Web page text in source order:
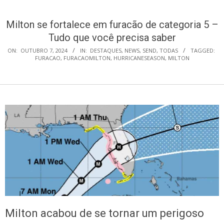
Milton se fortalece em furacão de categoria 5 –
Tudo que você precisa saber
ON: OUTUBRO 7, 2024 IN: DESTAQUES, NEWS, SEND, TODAS
TAGGED:
FURACAO, FURACAOMILTON, HURRICANESEASON, MILTON
Milton acabou de se tornar um perigoso